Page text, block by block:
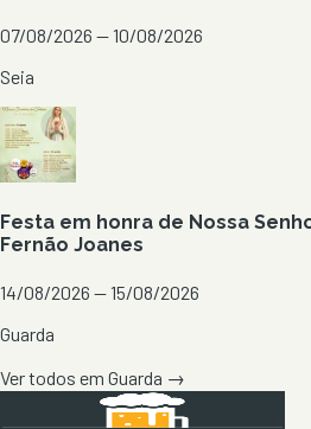
07/08/2026 — 10/08/2026
Seia
Festa em honra de Nossa
Fernão Joanes
14/08/2026 — 15/08/2026
Guarda
Ver todos em Guarda →